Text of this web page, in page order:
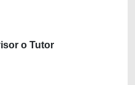
o Tutor